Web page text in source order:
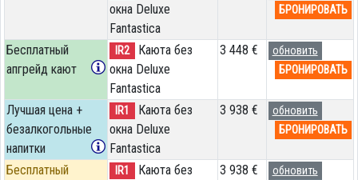
окна Deluxe
Fantastica
БРОНИРОВАТЬ
Бесплатный
апгрейд кают
IR2
Каюта без
окна Deluxe
Fantastica
3 448 €
обновить
БРОНИРОВАТЬ
Лучшая цена +
безалкогольные
напитки
IR1
Каюта без
окна Deluxe
Fantastica
3 938 €
обновить
БРОНИРОВАТЬ
Бесплатный
IR1
Каюта без
3 938 €
обновить